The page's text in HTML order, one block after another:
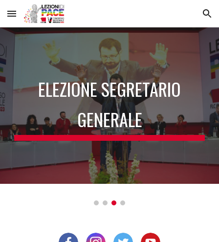
Skip to main content Skip to navigation
ELEZIONE SEGRETARIO
GENERALE